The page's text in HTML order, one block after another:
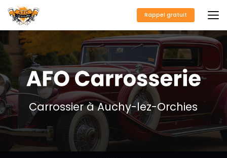
au
contenu
principal
Rappel gratuit
Carrossier à Auchy-lez-Orchies